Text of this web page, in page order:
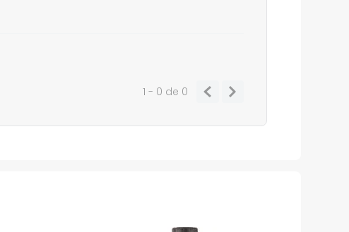
1 - 0 de 0